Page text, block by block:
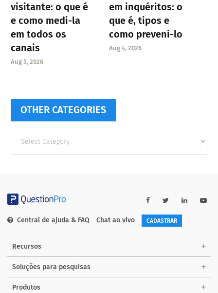
visitante: o que é
e como medi-la
em todos os
canais
Aug 5, 2026
em inquéritos: o
que é, tipos e
como preveni-lo
Aug 4, 2026
OTHER CATEGORIES
categories
Central de ajuda & FAQ Chat ao vivo CADASTRAR
Recursos
Soluções para pesquisas
Produtos